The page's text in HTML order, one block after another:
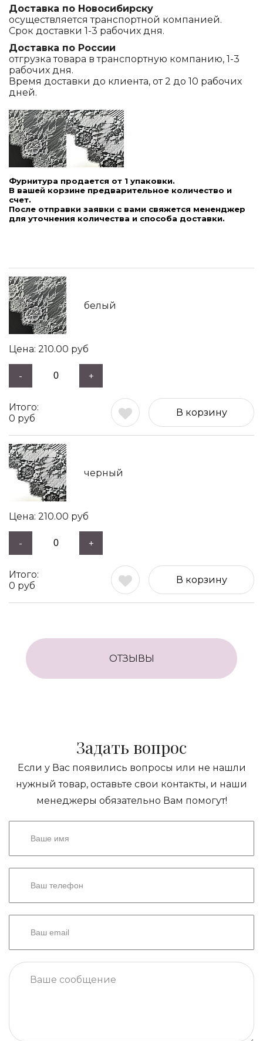
Доставка по Новосибирску
осуществляется транспортной компанией.
Срок доставки 1-3 рабочих дня.
Доставка по России
отгрузка товара в транспортную компанию, 1-3
рабочих дня.
Время доставки до клиента, от 2 до 10 рабочих
дней.
Фурнитура продается от 1 упаковки.
В вашей корзине предварительное количество и
счет.
После отправки заявки с вами свяжется мененджер
для уточнения количества и способа доставки.
белый
210.00 руб
- +
0 руб
В корзину
черный
210.00 руб
- +
0 руб
В корзину
ОТЗЫВЫ
Задать вопрос
Если у Вас появились вопросы или не нашли
нужный товар, оставьте свои контакты, и наши
менеджеры обязательно Вам помогут!